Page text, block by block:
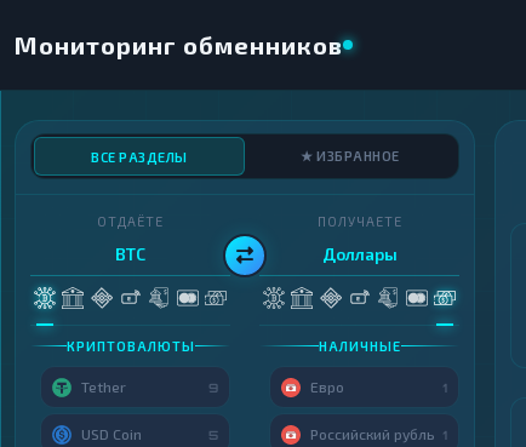
Мониторинг обменников
ВСЕ РАЗДЕЛЫ ★ ИЗБРАННОЕ
ОТДАЁТЕ
BTC
КРИПТОВАЛЮТЫ
Tether 9
USD Coin 5
ПОЛУЧАЕТЕ
Доллары
НАЛИЧНЫЕ
Евро 1
Российский рубль 1